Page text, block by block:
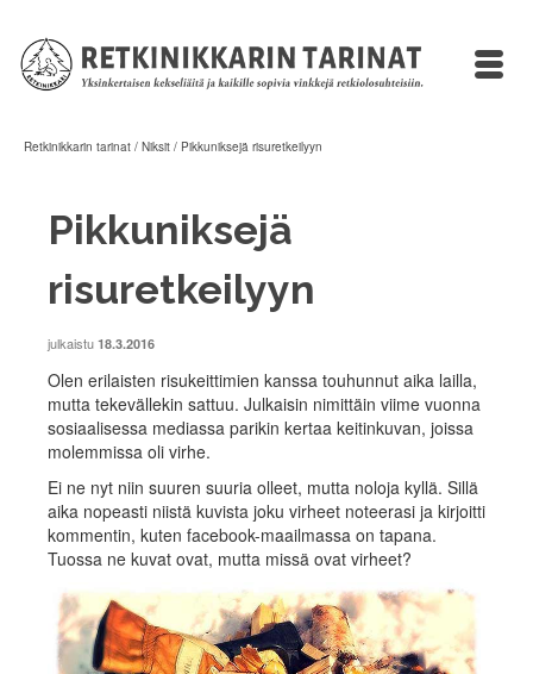
Retkinikkarin tarinat / Niksit / Pikkuniksejä risuretkeilyyn
Pikkuniksejä
risuretkeilyyn
julkaistu 18.3.2016
Olen erilaisten risukeittimien kanssa touhunnut aika lailla,
mutta tekevällekin sattuu. Julkaisin nimittäin viime vuonna
sosiaalisessa mediassa parikin kertaa keitinkuvan, joissa
molemmissa oli virhe.
Ei ne nyt niin suuren suuria olleet, mutta noloja kyllä. Sillä
aika nopeasti niistä kuvista joku virheet noteerasi ja kirjoitti
kommentin, kuten facebook-maailmassa on tapana.
Tuossa ne kuvat ovat, mutta missä ovat virheet?